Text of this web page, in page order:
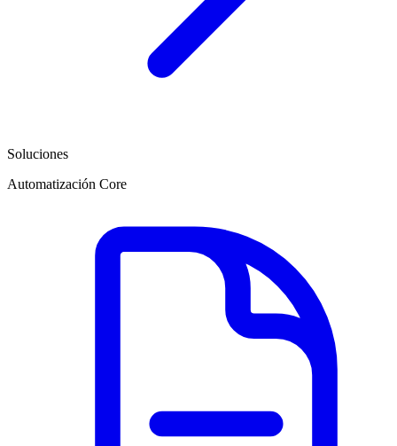
Soluciones
Automatización Core